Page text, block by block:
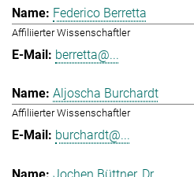
Federico Berretta
Affiliierter Wissenschaftler
berretta@...
Aljoscha Burchardt
Affiliierter Wissenschaftler
burchardt@...
Jochen Büttner, Dr.